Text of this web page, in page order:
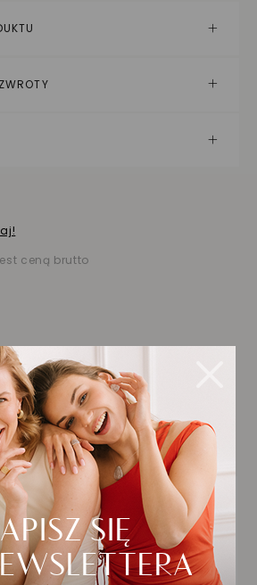
ceną brutto
wybrana dla
Ciebie